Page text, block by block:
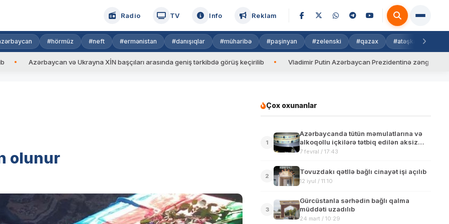
Radio TV Info Reklam
#hörmüz #neft #ermənistan #danışıqlar #müharibə #paşinyan #zelenski #qazax #atəşkəs
və Ukrayna XİN başçıları arasında geniş tərkibdə görüş keçirilib Vladimir Putin Azərbaycan Prezidentinə zəng edib
olunur
Çox oxunanlar
1
Azərbaycanda tütün məmulatlarına və
alkoqollu içkilərə tətbiq edilən aksiz
dərəcələri mərhələli şəkildə artırılacaq
7 fevral / 17:43
2
Tovuzdakı qətllə bağlı cinayət işi açılıb
12 iyul / 11:10
3
Gürcüstanla sərhədin bağlı qalma
müddəti uzadılıb
24 mart / 10:29